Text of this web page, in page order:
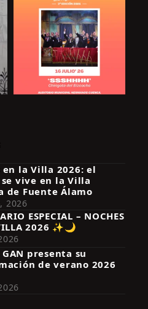
en Instagram
en la Villa 2026: el
vive en la Villa
de Fuente Álamo
2026
ESPECIAL – NOCHES
2026 ✨🌙
GAN presenta su
de verano 2026